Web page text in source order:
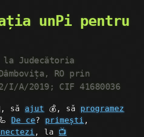
unPi pentru
Judecătoria
RO prin
A/2019; CIF 41680036
să ajut 💰, săprogramez
De ce?primești ,
, la 📺